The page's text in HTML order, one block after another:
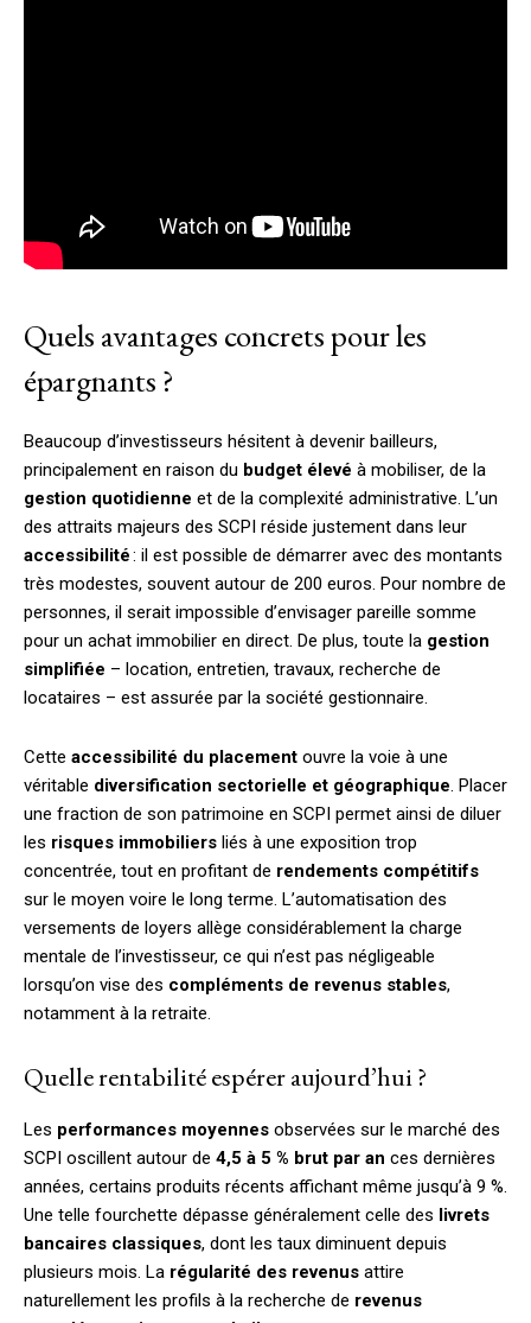
Quels avantages concrets pour les
épargnants ?
Beaucoup d’investisseurs hésitent à devenir bailleurs,
principalement en raison du budget élevé à mobiliser, de la
gestion quotidienne et de la complexité administrative. L’un
des attraits majeurs des SCPI réside justement dans leur
accessibilité: il est possible de démarrer avec des montants
très modestes, souvent autour de 200 euros. Pour nombre de
personnes, il serait impossible d’envisager pareille somme
pour un achat immobilier en direct. De plus, toute la gestion
simplifiée – location, entretien, travaux, recherche de
locataires – est assurée par la société gestionnaire.
Cette accessibilité du placement ouvre la voie à une
véritable diversification sectorielle et géographique. Placer
une fraction de son patrimoine en SCPI permet ainsi de diluer
les risques immobiliers liés à une exposition trop
concentrée, tout en profitant de rendements compétitifs
sur le moyen voire le long terme. L’automatisation des
versements de loyers allège considérablement la charge
mentale de l’investisseur, ce qui n’est pas négligeable
lorsqu’on vise des compléments de revenus stables,
notamment à la retraite.
Quelle rentabilité espérer aujourd’hui ?
Les performances moyennes observées sur le marché des
SCPI oscillent autour de 4,5 à 5 % brut par an ces dernières
années, certains produits récents affichant même jusqu’à 9 %.
Une telle fourchette dépasse généralement celle des livrets
bancaires classiques, dont les taux diminuent depuis
plusieurs mois. La régularité des revenus attire
naturellement les profils à la recherche de revenus